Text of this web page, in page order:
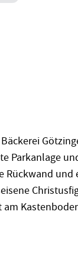
Parkanlage
Rückwand